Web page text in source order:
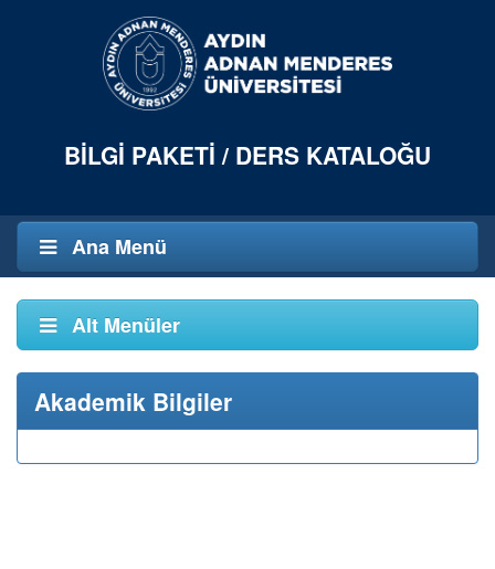
BILGI PAKETI / DERS KATALOĞU
Ana Menü
Alt Menüler
Akademik Bilgiler